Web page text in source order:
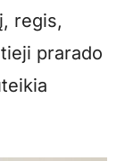
regis,
prarado